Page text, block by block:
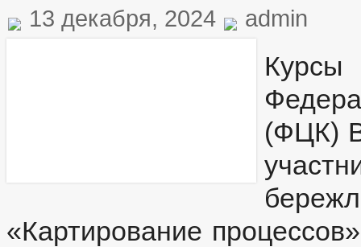
13 декабря, 2024 admin
(ФЦК)
«Картирование